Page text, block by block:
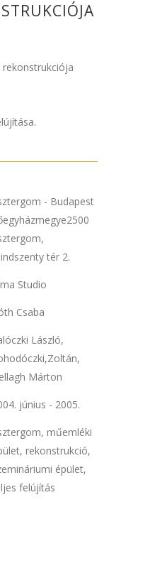
rekonstrukciója
- Budapest
tér 2.
Studio
Csaba
László,
Márton
június - 2005.
műemléki
rekonstrukció,
épület,
felújítás